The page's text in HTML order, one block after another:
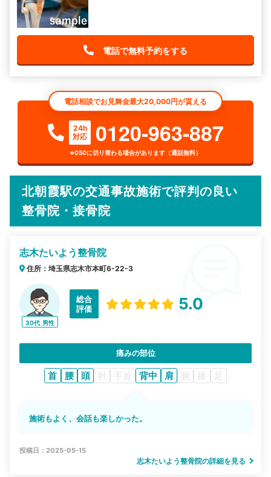
電話で無料予約をする
電話相談でお見舞金最大20,000円が貰える
24h
対応
0120-963-887
※050に切り替わる場合があります（通話無料）
北朝霞駅の交通事故施術で評判の良い
整骨院・接骨院
志木たいよう整骨院
住所：埼玉県志木市本町6-22-3
30代 男性
総合
評価
5.0
痛みの部位
首 腰 頭 肘 手首 背中 肩 腕 膝 足
施術もよく、会話も楽しかった。
投稿日：2025-05-15
志木たいよう整骨院の詳細を見る